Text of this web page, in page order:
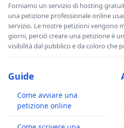
Forniamo un servizio di hosting
una petizione professionale online
servizio. Le nostre petizioni vengono
giorni, perciò creare una petizione è
visibilità dal pubblico e da coloro che
Guide
Come avviare una
petizione online